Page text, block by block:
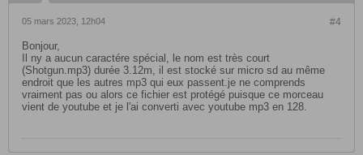
#4
05 mars 2023, 12h04
Bonjour,
Il ny a aucun caractére spécial, le nom est très court
(Shotgun.mp3) durée 3.12m, il est stocké sur micro sd au même
endroit que les autres mp3 qui eux passent.je ne comprends
vraiment pas ou alors ce fichier est protégé puisque ce morceau
vient de youtube et je l'ai converti avec youtube mp3 en 128.